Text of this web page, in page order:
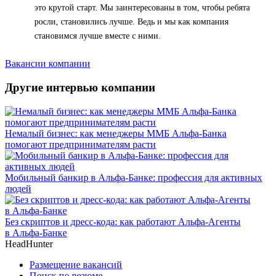
это крутой старт. Мы заинтересованы в том, чтобы ребята
росли, становились лучше. Ведь и мы как компания
становимся лучше вместе с ними.
Вакансии компании
Другие интервью компании
Немалый бизнес: как менеджеры ММБ Альфа-Банка
помогают предпринимателям расти
Мобильный банкир в Альфа-Банке: профессия для активных
людей
Без скриптов и дресс-кода: как работают Альфа-Агенты
в Альфа-Банке
HeadHunter
Размещение вакансий